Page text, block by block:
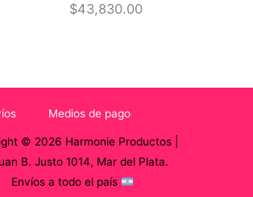
$43,830.00
Medios de pago
© 2026 Harmonie Productos |
B. Justo 1014, Mar del Plata.
Envíos a todo el país